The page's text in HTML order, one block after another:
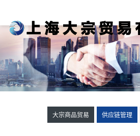
大宗商品贸易 供应链管理